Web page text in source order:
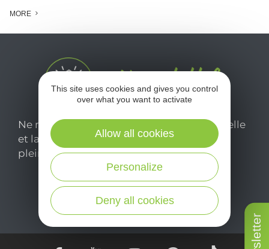
MORE
Ne manquez pas notre newsletter mensuelle
et laissez-vous inspirer pour profiter
pleinement de votre séjour en Aveyron.
Je m'abonne ici
This site uses cookies and gives you control
over what you want to activate
Deny all cookies
Personalize
Allow all cookies